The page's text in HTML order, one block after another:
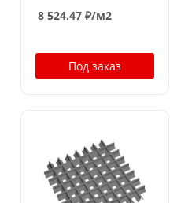
ширина 10 мм
8 524.47 ₽/м2
Под заказ